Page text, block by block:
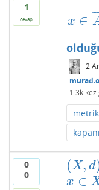
1
cevap x ∈ ¯¯
2
1.3kkez
0
0
(X, d
(X,d)
x ∈
x∈X